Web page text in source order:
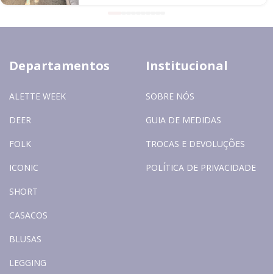
Departamentos
ALETTE WEEK
DEER
FOLK
ICONIC
SHORT
CASACOS
BLUSAS
LEGGING
Institucional
SOBRE NÓS
GUIA DE MEDIDAS
TROCAS E DEVOLUÇÕES
POLÍTICA DE PRIVACIDADE